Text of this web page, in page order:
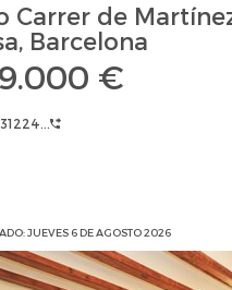
Carrer de
Barcelona
€
JUEVES 6 DE AGOSTO 2026